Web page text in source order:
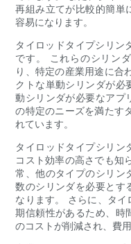
再組み立てが比較的簡単
容易になります。
タイロッドタイプシリン
です。 これらのシリン
り、特定の産業用途に合
クトな単動シリンダが必
動シリンダが必要なアプ
の特定のニーズを満たす
れています。
タイロッドタイプシリン
コスト効率の高さでも知
常、他のタイプのシリン
数のシリンダを必要とす
なります。 さらに、タ
期信頼性があるため、時
のコストが削減され、費